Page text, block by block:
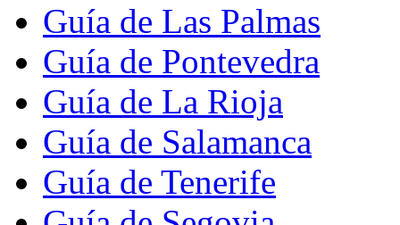
Guía de Las Palmas
Guía de Pontevedra
Guía de La Rioja
Guía de Salamanca
Guía de Tenerife